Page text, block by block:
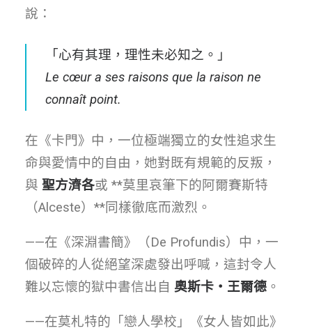
說：
「心有其理，理性未必知之。」
Le cœur a ses raisons que la raison ne
connaît point.
在《卡門》中，一位極端獨立的女性追求生
命與愛情中的自由，她對既有規範的反叛，
與 聖方濟各或 **莫里哀筆下的阿爾賽斯特
（Alceste）**同樣徹底而激烈。
——在《深淵書簡》（De Profundis）中，一
個破碎的人從絕望深處發出呼喊，這封令人
難以忘懷的獄中書信出自 奧斯卡・王爾德 。
——在莫札特的「戀人學校」《女人皆如此》